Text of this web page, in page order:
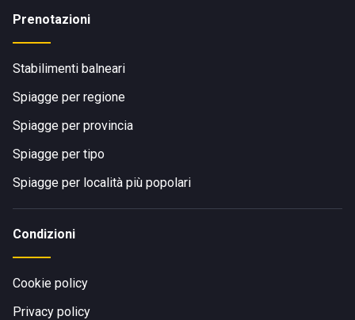
Prenotazioni
Stabilimenti balneari
Spiagge per regione
Spiagge per provincia
Spiagge per tipo
Spiagge per località più popolari
Condizioni
Cookie policy
Privacy policy